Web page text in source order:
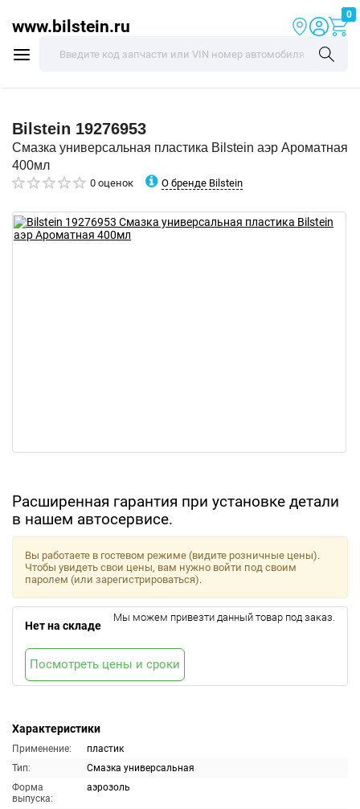
www.bilstein.ru
0
Bilstein 19276953
Смазка универсальная пластика Bilstein аэр Ароматная
400мл
0 оценок О бренде Bilstein
Расширенная гарантия при установке детали
в нашем автосервисе.
Характеристики
Применение:
пластик
Тип:
Смазка универсальная
Форма
выпуска:
аэрозоль
Вы работаете в гостевом режиме (видите розничные цены).
Чтобы увидеть свои цены, вам нужно войти под своим
паролем (или зарегистрироваться).
Нет на складе
Мы можем привезти данный товар под заказ.
Посмотреть цены и сроки